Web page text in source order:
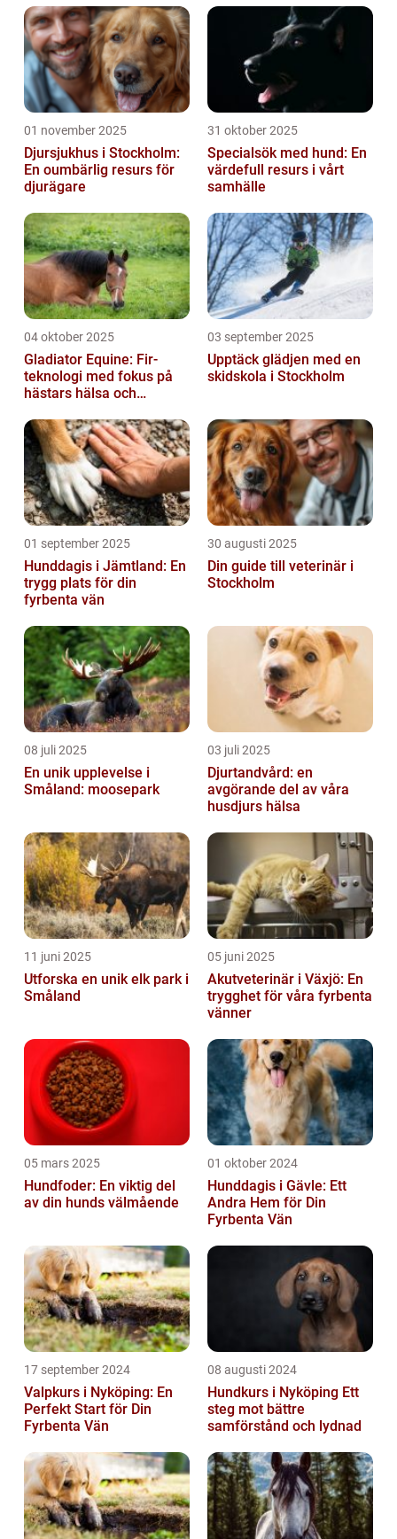
01 november 2025
Djursjukhus i Stockholm:
En oumbärlig resurs för
djurägare
31 oktober 2025
Specialsök med hund: En
värdefull resurs i vårt
samhälle
04 oktober 2025
Gladiator Equine: Fir-
teknologi med fokus på
hästars hälsa och
03 september 2025
Upptäck glädjen med en
skidskola i Stockholm
01 september 2025
Hunddagis i Jämtland: En
trygg plats för din
fyrbenta vän
30 augusti 2025
Din guide till veterinär i
Stockholm
08 juli 2025
En unik upplevelse i
Småland: moosepark
03 juli 2025
Djurtandvård: en
avgörande del av våra
husdjurs hälsa
11 juni 2025
Utforska en unik elk park i
Småland
05 juni 2025
Akutveterinär i Växjö: En
trygghet för våra fyrbenta
vänner
05 mars 2025
Hundfoder: En viktig del
av din hunds välmående
01 oktober 2024
Hunddagis i Gävle: Ett
Andra Hem för Din
Fyrbenta Vän
17 september 2024
Valpkurs i Nyköping: En
Perfekt Start för Din
Fyrbenta Vän
08 augusti 2024
Hundkurs i Nyköping Ett
steg mot bättre
samförstånd och lydnad